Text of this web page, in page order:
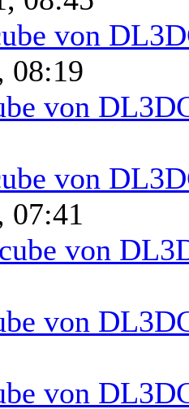
von
08:19
von
von
07:41
von
von
von